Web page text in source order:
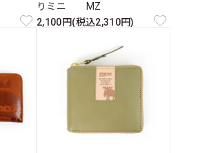
りミニ MZ
2,100円(税込2,310円)